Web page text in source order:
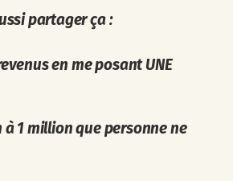
partager ça :
en me posant UNE
1 million que personne ne